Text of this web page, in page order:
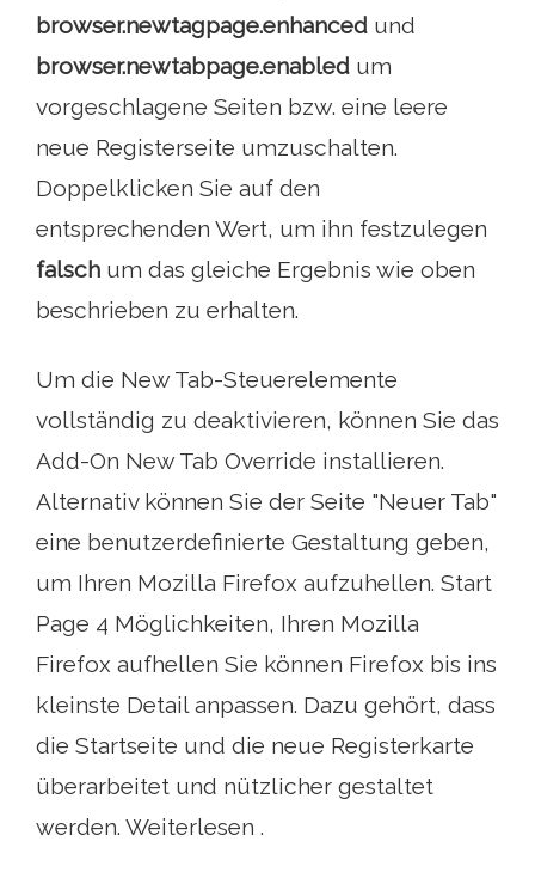
browser.newtagpage.enhanced und
browser.newtabpage.enabled um
vorgeschlagene Seiten bzw. eine leere
neue Registerseite umzuschalten.
Doppelklicken Sie auf den
entsprechenden Wert, um ihn festzulegen
falsch um das gleiche Ergebnis wie oben
beschrieben zu erhalten.
Um die New Tab-Steuerelemente
vollständig zu deaktivieren, können Sie das
Add-On New Tab Override installieren.
Alternativ können Sie der Seite "Neuer Tab"
eine benutzerdefinierte Gestaltung geben,
um Ihren Mozilla Firefox aufzuhellen. Start
Page 4 Möglichkeiten, Ihren Mozilla
Firefox aufhellen Sie können Firefox bis ins
kleinste Detail anpassen. Dazu gehört, dass
die Startseite und die neue Registerkarte
überarbeitet und nützlicher gestaltet
werden. Weiterlesen .